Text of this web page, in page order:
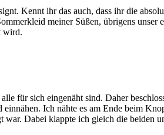
Kennt ihr das auch, dass ihr die
meiner Süßen, übrigens
wird.
für sich eingenäht sind. Daher
Ich nähte es am Ende beim
Dabei klappte ich gleich die beiden